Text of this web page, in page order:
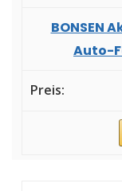
BONSEN
Auto-